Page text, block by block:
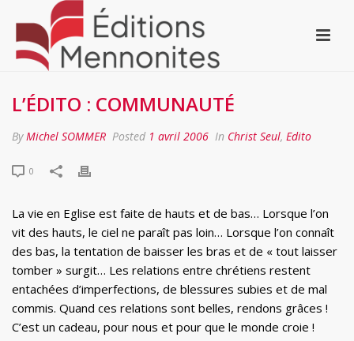
L’ÉDITO : COMMUNAUTÉ
ByMichel SOMMER Posted 1 avril 2006 In Christ Seul, Edito
0
La vie en Eglise est faite de hauts et de bas… Lorsque l’on
vit des hauts, le ciel ne paraît pas loin… Lorsque l’on connaît
des bas, la tentation de baisser les bras et de « tout laisser
tomber » surgit… Les relations entre chrétiens restent
entachées d’imperfections, de blessures subies et de mal
commis. Quand ces relations sont belles, rendons grâces !
C’est un cadeau, pour nous et pour que le monde croie !